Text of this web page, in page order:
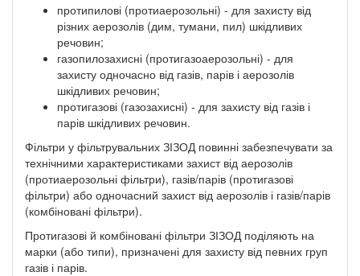
протипилові (протиаерозольні) - для захисту від
різних аерозолів (дим, тумани, пил) шкідливих
речовин;
газопилозахисні (протигазоаерозольні) - для
захисту одночасно від газів, парів і аерозолів
шкідливих речовин;
протигазові (газозахисні) - для захисту від газів і
парів шкідливих речовин.
Фільтри у фільтрувальних ЗІЗОД повинні забезпечувати за
технічними характеристиками захист від аерозолів
(протиаерозольні фільтри), газів/парів (протигазові
фільтри) або одночасний захист від аерозолів і газів/парів
(комбіновані фільтри).
Протигазові й комбіновані фільтри ЗІЗОД поділяють на
марки (або типи), призначені для захисту від певних груп
газів і парів.